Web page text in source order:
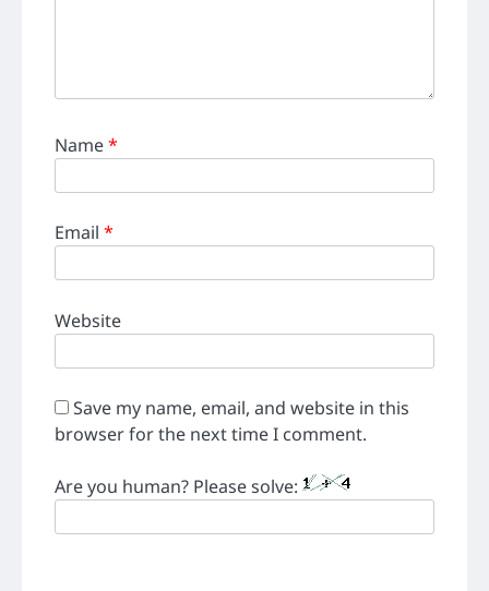
Name*
Email *
Website
Save my name, email, and website in this
browser for the next time I comment.
Are you human? Please solve: